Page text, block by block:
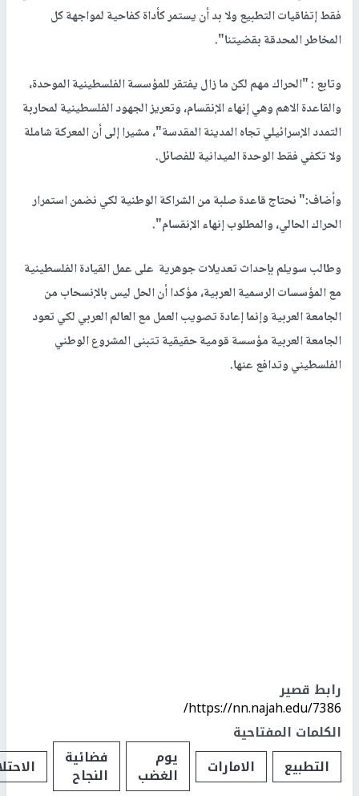
فقط إتفاقيات التطبيع ولا بد أن يستمر كأداة كفاحية لمواجهة كل
المخاطر المحدقة بقضيتنا".
وتابع : "الحراك مهم لكن ما زال يفتقر للمؤسسة الفلسطينية الموحدة،
والقاعدة الاهم وهي إنهاء الإنقسام، وتعريز الجهود الفلسطينية لمحاربة
التمدد الإسرائيلي تجاه المدينة المقدسة"، مشيرا إلى أن المعركة شاملة
ولا تكفي فقط الوحدة الميدانية للفصائل.
وأضاف:" نحتاج قاعدة صلبة من الشراكة الوطنية لكي نضمن استمرار
الحراك الحالي، والمطلوب إنهاء الإنقسام".
وطالب سويلم بإحداث تعديلات جوهرية على عمل القيادة الفلسطينية
مع المؤسسات الرسمية العربية، مؤكدا أن الحل ليس بالإنسحاب من
الجامعة العربية وإنما إعادة تصويب العمل مع العالم العربي لكي تعود
الجامعة العربية مؤسسة قومية حقيقية تتبنى المشروع الوطني
الفلسطيني وتدافع عنها.
رابط قصير
https://nn.najah.edu/7386/
الكلمات المفتاحية
التطبيع
الامارات يوم
الغضب
فضائية
النجاح